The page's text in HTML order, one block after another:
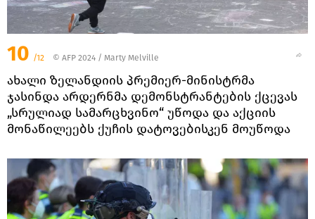
10 /12 © AFP 2024 / Marty Melville
ახალი ზელანდიის პრემიერ-მინისტრმა
ჯასინდა არდერნმა დემონსტრანტების ქცევას
„სრულიად სამარცხვინო“ უწოდა და აქციის
მონაწილეებს ქუჩის დატოვებისკენ მოუწოდა